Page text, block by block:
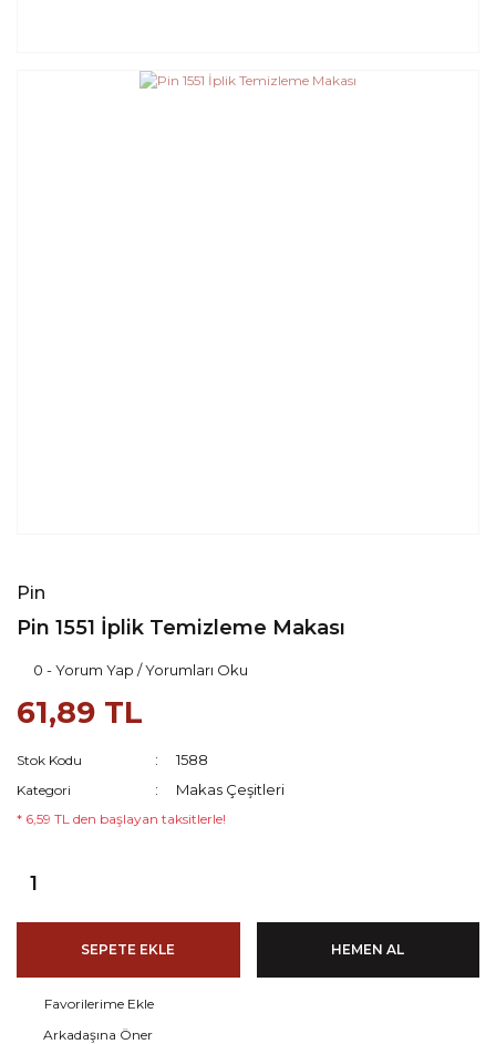
Pin
Pin 1551 İplik Temizleme Makası
0 - Yorum Yap / Yorumları Oku
61,89 TL
Stok Kodu 1588
Kategori Makas Çeşitleri
* 6,59 TL den başlayan taksitlerle!
SEPETE EKLE HEMEN AL
Arkadaşına Öner